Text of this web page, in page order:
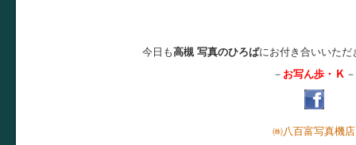
今日も高槻 写真のひろばにお付き合いいただ
－ お写ん歩・ Ｋ －
㈱八百富写真機店